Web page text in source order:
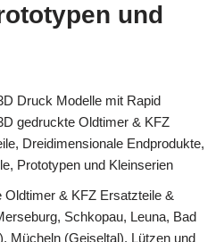
und
Druck Modelle mit Rapid
gedruckte Oldtimer & KFZ
Dreidimensionale Endprodukte,
Prototypen und Kleinserien
Oldtimer & KFZ Ersatzteile &
Schkopau, Leuna, Bad
Mücheln (Geiseltal), Lützen und